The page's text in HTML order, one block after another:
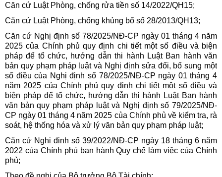
Căn cứ Luật Phòng, chống rửa tiền số 14/2022/QH15;
Căn cứ Luật Phòng, chống khủng bố số 28/2013/QH13;
Căn cứ Nghị định số 78/2025/NĐ-CP ngày 01 tháng 4 năm
2025 của Chính phủ quy định chi tiết một số điều và biện
pháp để tổ chức, hướng dẫn thi hành Luật Ban hành văn
bản quy phạm pháp luật và Nghị định sửa đổi, bổ sung một
số điều của Nghị định số 78/2025/NĐ-CP ngày 01 tháng 4
năm 2025 của Chính phủ quy định chi tiết một số điều và
biện pháp để tổ chức, hướng dẫn thi hành Luật Ban hành
văn bản quy phạm pháp luật và Nghị định số 79/2025/NĐ-
CP ngày 01 tháng 4 năm 2025 của Chính phủ về kiểm tra, rà
soát, hệ thống hóa và xử lý văn bản quy phạm pháp luật;
Căn cứ Nghị định số 39/2022/NĐ-CP ngày 18 tháng 6 năm
2022 của Chính phủ ban hành Quy chế làm việc của Chính
phủ;